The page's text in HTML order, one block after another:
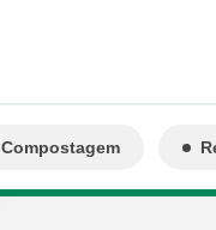
Compostagem